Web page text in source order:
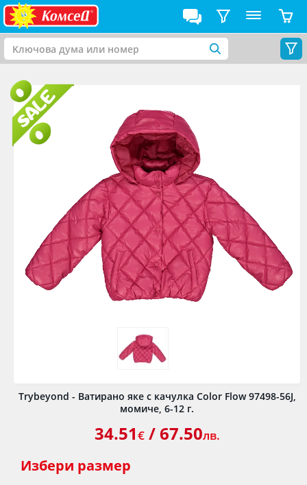
Trybeyond - Ватирано яке с качулка Color Flow 97498-56J,
момиче, 6-12 г.
34.51€/ 67.50лв.
Избери размер